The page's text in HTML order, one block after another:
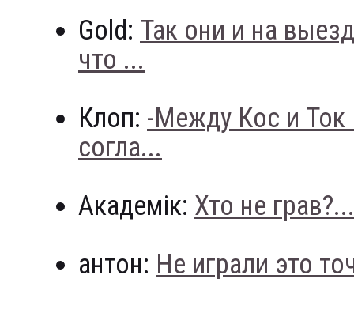
Gold: Так они и на
что ...
Клоп: -Между Кос и
согла...
Академік: Хто не грав?...
антон: Не играли это